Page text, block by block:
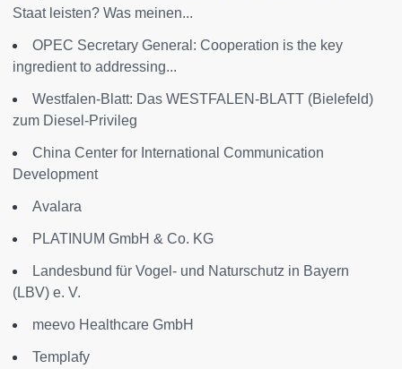
Staat leisten? Was meinen...
OPEC Secretary General: Cooperation is the key
ingredient to addressing...
Westfalen-Blatt: Das WESTFALEN-BLATT (Bielefeld)
zum Diesel-Privileg
China Center for International Communication
Development
Avalara
PLATINUM GmbH & Co. KG
Landesbund für Vogel- und Naturschutz in Bayern
(LBV) e. V.
meevo Healthcare GmbH
Templafy